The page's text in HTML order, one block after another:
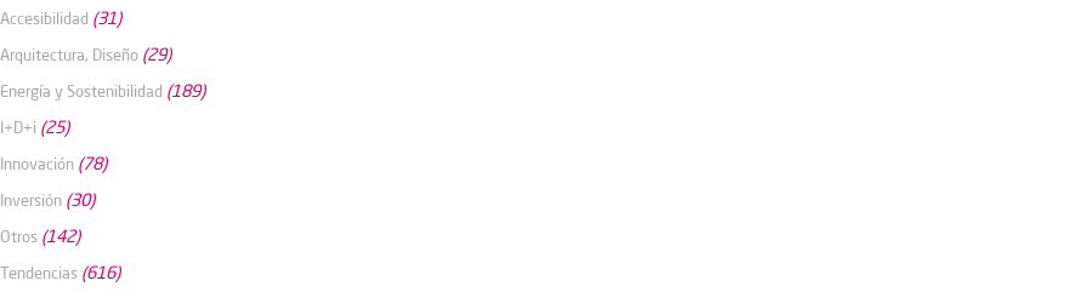
Accesibilidad (31)
Arquitectura, Diseño (29)
Energía y Sostenibilidad (189)
I+D+i (25)
Innovación (78)
Inversión (30)
Otros (142)
Tendencias (616)